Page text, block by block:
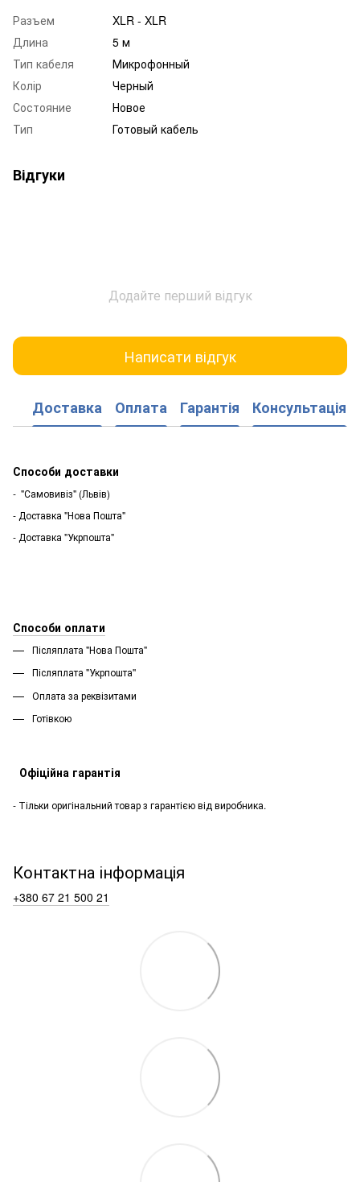
Разъем
XLR - XLR
Длина
5 м
Тип кабеля
Микрофонный
Колір
Черный
Состояние
Новое
Тип
Готовый кабель
Відгуки
Додайте перший відгук
Написати відгук
Доставка Оплата Гарантія Консультація
Способи доставки
- "Самовивіз" (Львів)
- Доставка "Нова Пошта"
- Доставка "Укрпошта"
Способи оплати
Післяплата "Нова Пошта"
Післяплата "Укрпошта''
Оплата за реквізитами
Готівкою
Офіційна гарантія
- Тільки оригінальний товар з гарантією від виробника.
Контактна інформація
+380 67 21 500 21